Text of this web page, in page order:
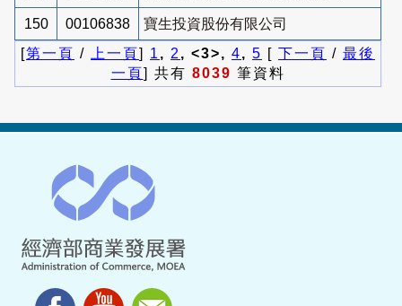
150 00106838
寶生投資股份有限公司
[第一頁 / 上一頁] 1 , 2 , <3>, 4, 5 [ 下一頁 / 最後
一頁] 共有 8039 筆資料